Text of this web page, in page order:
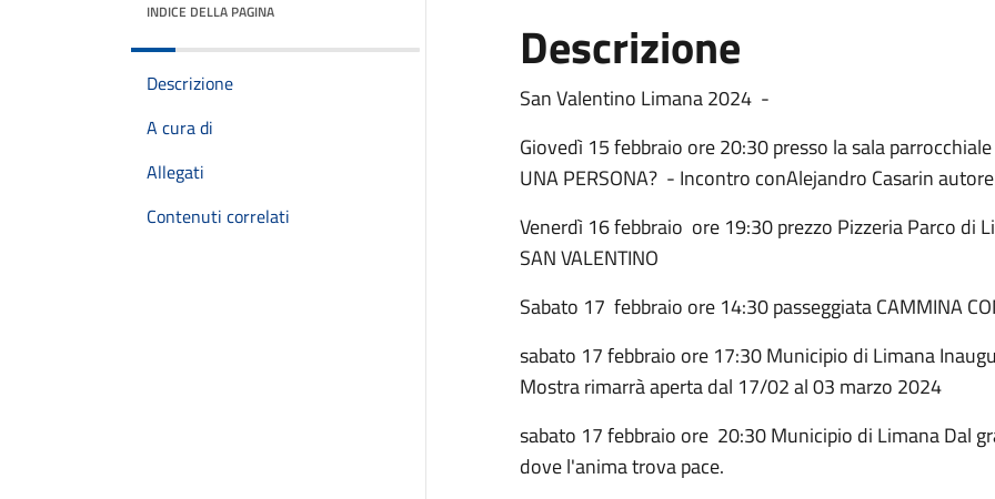
INDICE DELLA PAGINA
Descrizione
A cura di
Allegati
Contenuti correlati
Descrizione
San Valentino Limana 2024 -
Giovedì 15 febbraio ore 20:30 presso la sala parrocchiale
UNA PERSONA? - Incontro conAlejandro Casarin
Venerdì 16 febbraio ore 19:30 prezzo Pizzeria Parco di
SAN VALENTINO
Sabato 17 febbraio ore 14:30 passeggiata CAMMINA
sabato 17 febbraio ore 17:30 Municipio di Limana
Mostra rimarrà aperta dal 17/02 al 03 marzo 2024
sabato 17 febbraio ore 20:30 Municipio di Limana Dal
dove l'anima trova pace.